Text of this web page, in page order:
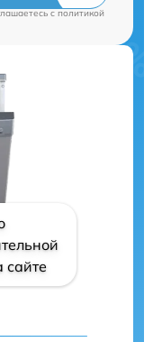
cполитикой
сайте